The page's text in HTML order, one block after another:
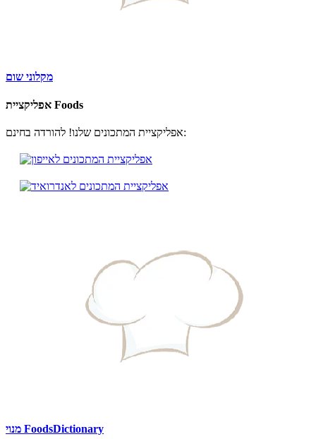
מקלוני שום
אפליקציית Foods
אפליקציית המתכונים שלנו! להורדה בחינם:
מנוי FoodsDictionary